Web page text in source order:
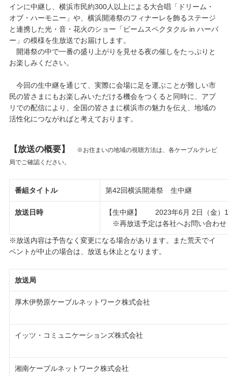
インに中継し、横浜市民約300人以上による大合唱「ドリーム・
オブ・ハーモニー」や、横浜開港祭のフィナーレを飾るステージ
と連携した光・音・花火のショー「ビームスペクタクル in ハーバ
ー」の模様を生放送でお届けします。
開港祭の中で一番の盛り上がりを見せる夜の催しをたっぷりと
お楽しみください。
今回の生中継を通じて、実際に会場に足を運ぶことが難しい市
民の皆さまにもお楽しみいただける機会をつくると同時に、アプ
リでの配信により、全国の皆さまに横浜市の魅力を伝え、地域の
活性化につながればと考えております。
【放送の概要】
※お住まいの地域の視聴方法は、各ケーブルテレビ
局でご確認ください。
番組タイトル 第42回横浜開港祭 生中継
放送日時
【生中継】 2023年6月 2日（金）
※再放送予定は各社へお問い合わせ
※放送内容は予告なく変更になる場合があります。また荒天でイ
ベントが中止の場合は、放送も休止となります。
放送局
厚木伊勢原ケーブルネットワーク株式会社
イッツ・コミュニケーションズ株式会社
湘南ケーブルネットワーク株式会社